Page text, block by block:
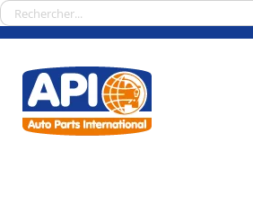
Passer
au
Rechercher: